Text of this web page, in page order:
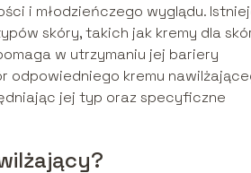
i młodzieńczego wyglądu.
skóry, takich jak kremy dla
w utrzymaniu jej bariery
odpowiedniego kremu
jej typ oraz specyficzne